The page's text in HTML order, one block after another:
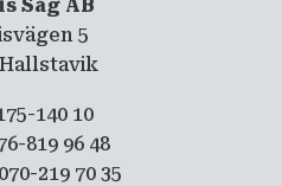
Såg AB
5
Hallstavik
140 10
819 96 48
219 70 35